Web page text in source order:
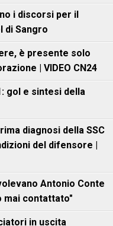
i discorsi per il
di Sangro
è presente solo
| VIDEO CN24
gol e sintesi della
diagnosi della SSC
del difensore |
Antonio Conte
mai contattato"
in uscita